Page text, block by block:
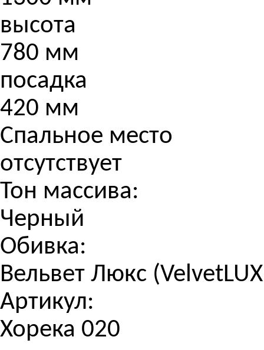
высота
780 мм
посадка
420 мм
Спальное место
отсутствует
Тон массива:
Черный
Обивка:
Вельвет Люкс
Артикул:
Хорека 020